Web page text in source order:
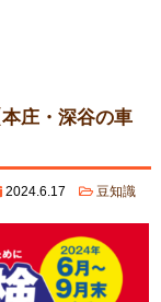
庄・深谷の車
2024.6.17 豆知識